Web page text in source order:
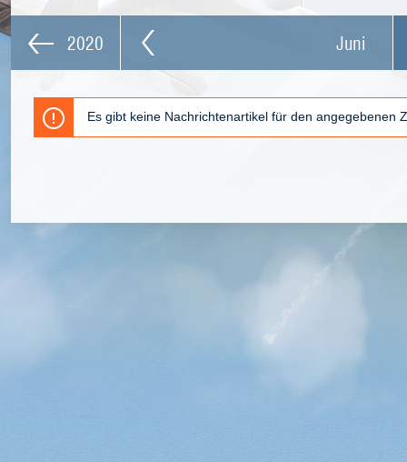
2020 Juni
Es gibt keine Nachrichtenartikel für den angegebenen